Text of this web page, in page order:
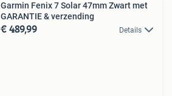
Garmin Fenix 7 Solar 47mm Zwart met
GARANTIE & verzending
€ 489,99 Details